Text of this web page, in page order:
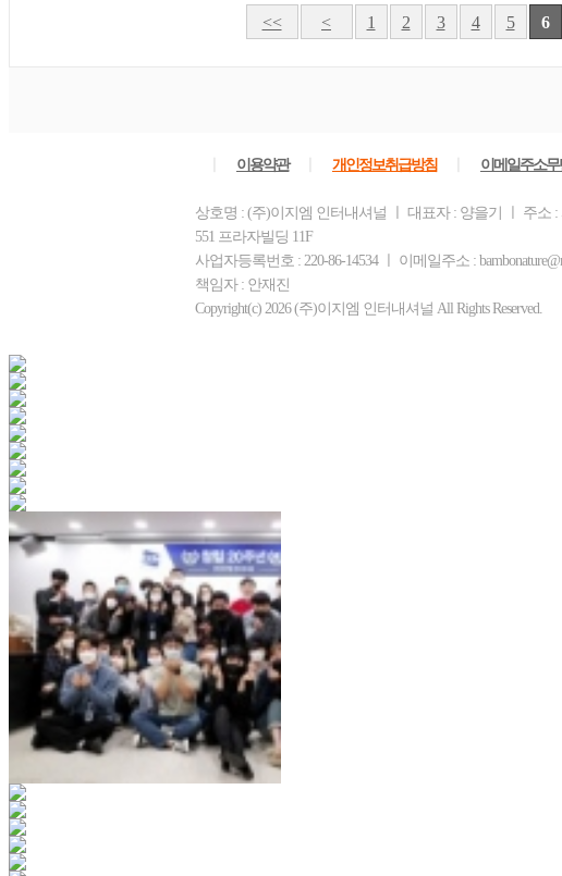
<< < 1 2 3 4 5 6
이용약관 개인정보취급방침 이메일주소
상호명 : (주)이지엠 인터내셔널 ㅣ 대표자 : 양을기 ㅣ 주소
551 프라자빌딩 11F
사업자등록번호 : 220-86-14534 ㅣ 이메일주소 :
책임자 : 안재진
Copyright(c) 2026 (주)이지엠 인터내셔널 All Rights Reserved.